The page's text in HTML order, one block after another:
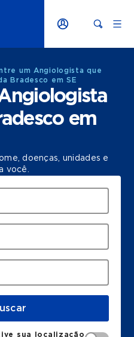
um Angiologista que
Bradesco em SE
em
doenças, unidades e
você.
sua localização